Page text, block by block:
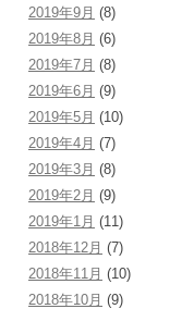
2019年9月 (8)
2019年8月 (6)
2019年7月 (8)
2019年6月 (9)
2019年5月 (10)
2019年4月 (7)
2019年3月 (8)
2019年2月 (9)
2019年1月 (11)
2018年12月 (7)
2018年11月 (10)
2018年10月 (9)